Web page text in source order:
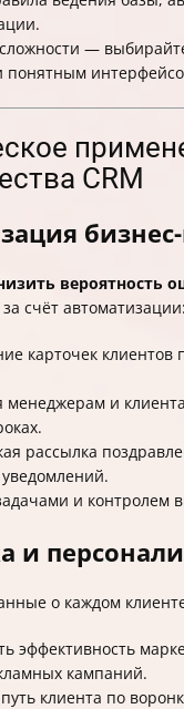
—
понятным
CRM
вероятность
счёт автоматизации:
карточек клиентов
менеджерам и
рассылка
и контролем
и
о каждом
эффективность
кампаний.
клиента по